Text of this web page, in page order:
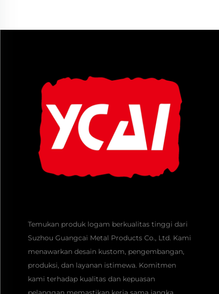
Temukan produk logam berkualitas tinggi dari
Suzhou Guangcai Metal Products Co., Ltd. Kami
menawarkan desain kustom, pengembangan,
produksi, dan layanan istimewa. Komitmen
kami terhadap kualitas dan kepuasan